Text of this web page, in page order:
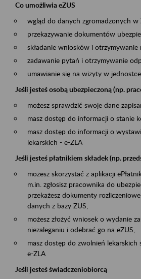
Co umożliwia eZUS
wgląd do danych zgromadzonych w
przekazywanie dokumentów
składanie wniosków i
zadawanie pytań i otrzymywanie
umawianie się na wizyty w
Jeśli jesteś osobą ubezpieczoną (np.
możesz sprawdzić swoje dane
masz dostęp do informacji o stanie
masz dostęp do informacji o
lekarskich - e-ZLA
Jeśli jesteś płatnikiem składek (np.
możesz skorzystać z aplikacji
m.in. zgłosisz pracownika do
przekażesz dokumenty
danych z bazy ZUS,
możesz złożyć wniosek o wydanie
niezaleganiu i odebrać go na eZUS,
masz dostęp do zwolnień
e-ZLA
Jeśli jesteś świadczeniobiorcą